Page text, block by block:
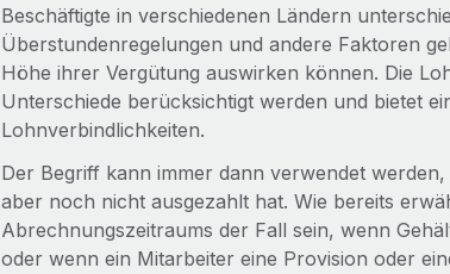
Beschäftigte in verschiedenen Ländern
Überstundenregelungen und andere Faktoren
Höhe ihrer Vergütung auswirken können. Die
Unterschiede berücksichtigt werden und bietet
Lohnverbindlichkeiten.
Der Begriff kann immer dann verwendet
aber noch nicht ausgezahlt hat. Wie bereits
Abrechnungszeitraums der Fall sein, wenn
oder wenn ein Mitarbeiter eine Provision oder